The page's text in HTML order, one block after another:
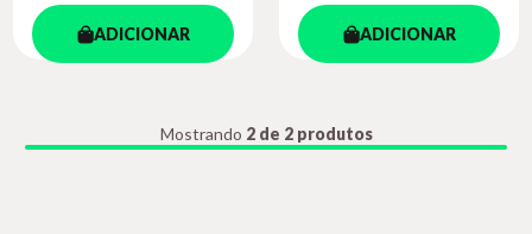
ADICIONAR ADICIONAR
Mostrando 2 de 2 produtos